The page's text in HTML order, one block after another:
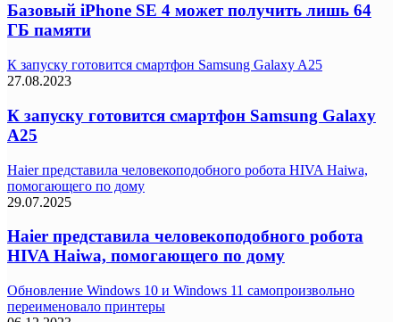
Базовый iPhone SE 4 может получить лишь 64
ГБ памяти
К запуску готовится смартфон Samsung Galaxy A25
27.08.2023
К запуску готовится смартфон Samsung Galaxy
A25
Haier представила человекоподобного робота HIVA Haiwa,
помогающего по дому
29.07.2025
Haier представила человекоподобного робота
HIVA Haiwa, помогающего по дому
Обновление Windows 10 и Windows 11 самопроизвольно
переименовало принтеры